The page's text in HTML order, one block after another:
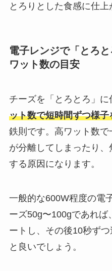
とろりとした食感に仕上
電子レンジで「とろ
ワット数の目安
チーズを「とろとろ」に
ット数で短時間ずつ様
鉄則です。高ワット数
が分離してしまったり
する原因になります。
一般的な600W程度の電
ーズ50g〜100gであれば
ートし、その後10秒ず
と良いでしょう。